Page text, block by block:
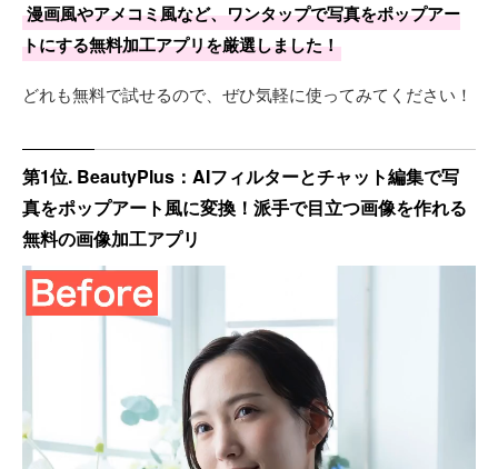
漫画風やアメコミ風など、ワンタップで写真をポップアー
トにする無料加工アプリを厳選しました！
どれも無料で試せるので、ぜひ気軽に使ってみてください！
第1位. BeautyPlus：AIフィルターとチャット編集で写
真をポップアート風に変換！派手で目立つ画像を作れる
無料の画像加工アプリ